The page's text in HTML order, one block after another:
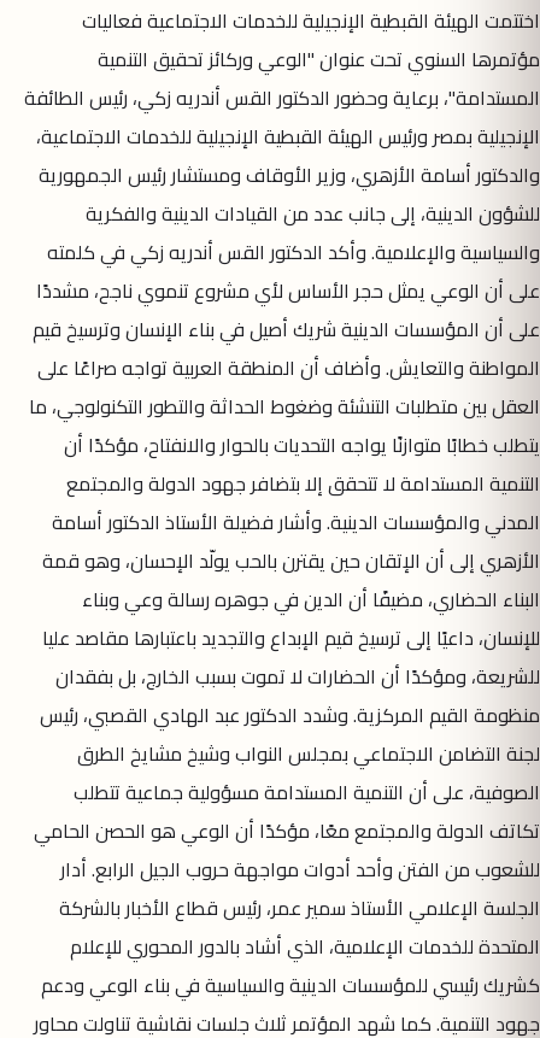
اختتمت الهيئة القبطية الإنجيلية للخدمات الاجتماعية فعاليات
مؤتمرها السنوي تحت عنوان "الوعي وركائز تحقيق التنمية
المستدامة"، برعاية وحضور الدكتور القس أندريه زكي، رئيس الطائفة
الإنجيلية بمصر ورئيس الهيئة القبطية الإنجيلية للخدمات الاجتماعية،
والدكتور أسامة الأزهري، وزير الأوقاف ومستشار رئيس الجمهورية
للشؤون الدينية، إلى جانب عدد من القيادات الدينية والفكرية
والسياسية والإعلامية. وأكد الدكتور القس أندريه زكي في كلمته
على أن الوعي يمثل حجر الأساس لأي مشروع تنموي ناجح، مشددًا
على أن المؤسسات الدينية شريك أصيل في بناء الإنسان وترسيخ قيم
المواطنة والتعايش. وأضاف أن المنطقة العربية تواجه صراعًا على
العقل بين متطلبات التنشئة وضغوط الحداثة والتطور التكنولوجي، ما
يتطلب خطابًا متوازنًا يواجه التحديات بالحوار والانفتاح، مؤكدًا أن
التنمية المستدامة لا تتحقق إلا بتضافر جهود الدولة والمجتمع
المدني والمؤسسات الدينية. وأشار فضيلة الأستاذ الدكتور أسامة
الأزهري إلى أن الإتقان حين يقترن بالحب يولّد الإحسان، وهو قمة
البناء الحضاري، مضيفًا أن الدين في جوهره رسالة وعي وبناء
للإنسان، داعيًا إلى ترسيخ قيم الإبداع والتجديد باعتبارها مقاصد عليا
للشريعة، ومؤكدًا أن الحضارات لا تموت بسبب الخارج، بل بفقدان
منظومة القيم المركزية. وشدد الدكتور عبد الهادي القصبي، رئيس
لجنة التضامن الاجتماعي بمجلس النواب وشيخ مشايخ الطرق
الصوفية، على أن التنمية المستدامة مسؤولية جماعية تتطلب
تكاتف الدولة والمجتمع معًا، مؤكدًا أن الوعي هو الحصن الحامي
للشعوب من الفتن وأحد أدوات مواجهة حروب الجيل الرابع. أدار
الجلسة الإعلامي الأستاذ سمير عمر، رئيس قطاع الأخبار بالشركة
المتحدة للخدمات الإعلامية، الذي أشاد بالدور المحوري للإعلام
كشريك رئيسي للمؤسسات الدينية والسياسية في بناء الوعي ودعم
جهود التنمية. كما شهد المؤتمر ثلاث جلسات نقاشية تناولت محاور